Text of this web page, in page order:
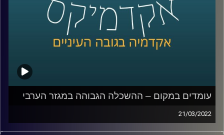
לשיחה עם ד"ר מריאן תחואוכו על משבר התעסוקה במגזר
לחצו כאן
לשיחה עם ד"ר מריאן תחואוכו על ההשכלה הגבוהה במגזר
הערבי –לחצו כאן
עומדים במקום – ההשכלה הגבוהה במגזר הערבי
21/03/2022
ישראל היא אחת המדינות עם הכי הרבה משכילים לנפש, אבל